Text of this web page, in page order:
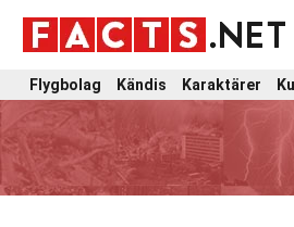
Flygbolag Kändis Karaktärer